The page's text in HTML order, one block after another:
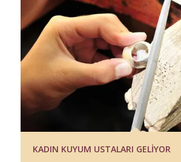
KADIN KUYUM USTALARI GELİYOR